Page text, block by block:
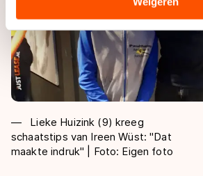
landen buiten de EU, zoals de VS,
adequaat beschermingsniveau geldt
Door op ‘Toestaan’ te klikken, stemt u
overdracht. Meer informatie vindt u in
Lieke Huizink (9) kreeg
schaatstips van Ireen Wüst: "Dat
maakte indruk" | Foto: Eigen foto